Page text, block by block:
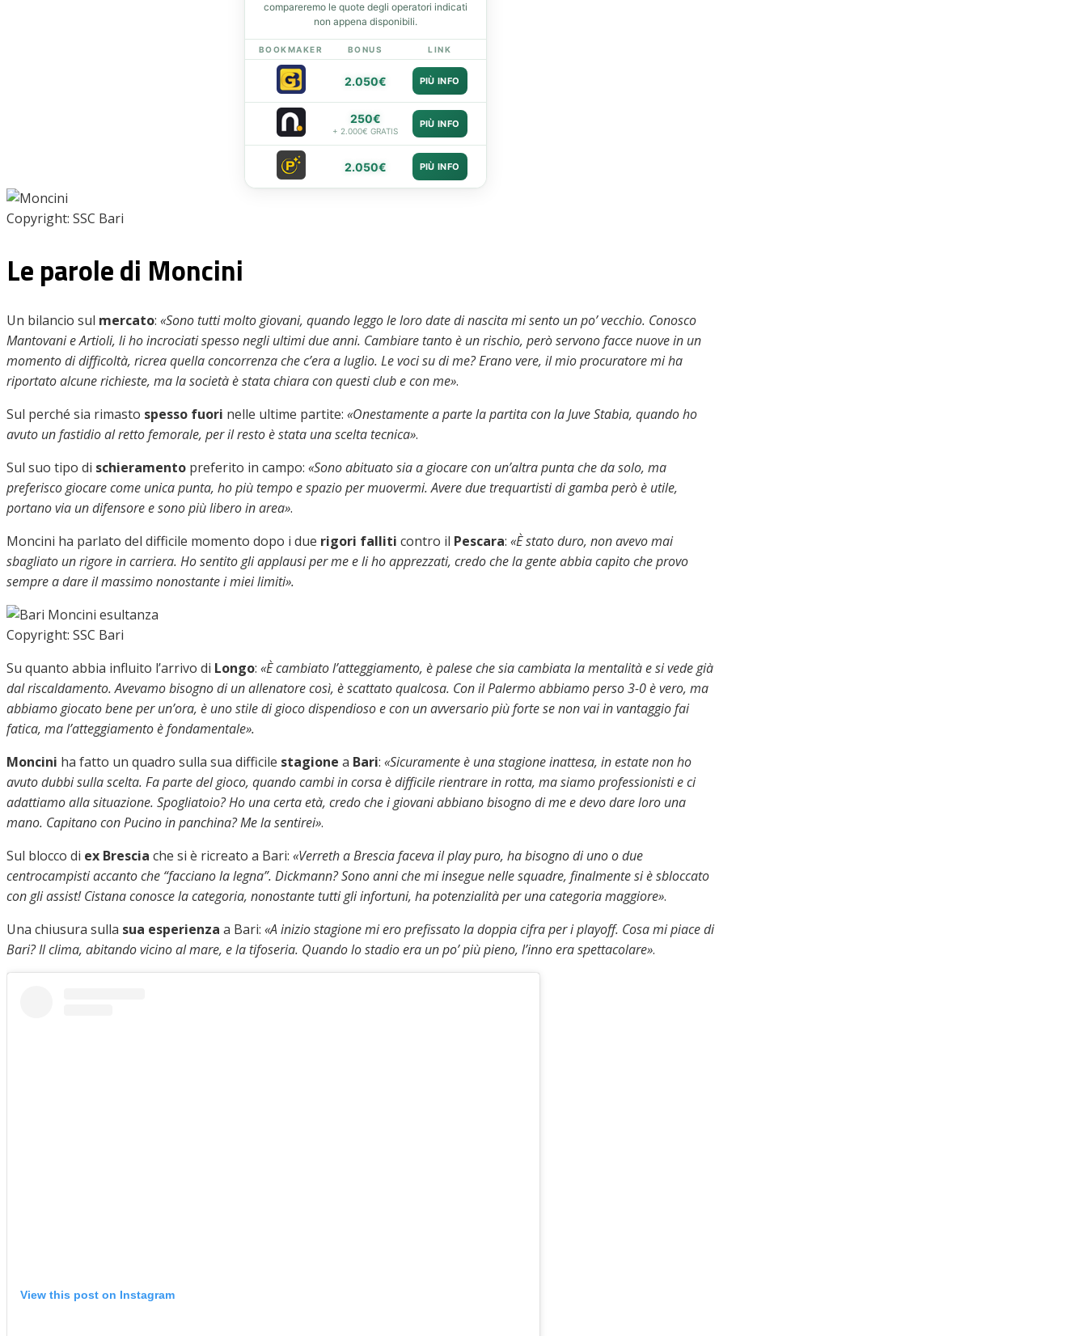
compareremo le quote degli operatori indicati
non appena disponibili.
BOOKMAKER BONUS LINK
2.050€ PIÙ INFO
250€
+ 2.000€ GRATIS
PIÙ INFO
2.050€ PIÙ INFO
Copyright: SSC Bari
Le parole di Moncini
Un bilancio sul mercato: «Sono tutti molto giovani, quando leggo le loro date di nascita mi sento un po’ vecchio. Conosco
Mantovani e Artioli, li ho incrociati spesso negli ultimi due anni. Cambiare tanto è un rischio, però servono facce nuove in un
momento di difficoltà, ricrea quella concorrenza che c’era a luglio. Le voci su di me? Erano vere, il mio procuratore mi ha
riportato alcune richieste, ma la società è stata chiara con questi club e con me».
Sul perché sia rimasto spesso fuori nelle ultime partite: «Onestamente a parte la partita con la Juve Stabia, quando ho
avuto un fastidio al retto femorale, per il resto è stata una scelta tecnica».
Sul suo tipo di schieramento preferito in campo: «Sono abituato sia a giocare con un’altra punta che da solo, ma
preferisco giocare come unica punta, ho più tempo e spazio per muovermi. Avere due trequartisti di gamba però è utile,
portano via un difensore e sono più libero in area».
Moncini ha parlato del difficile momento dopo i due rigori falliti contro il Pescara: «È stato duro, non avevo mai
sbagliato un rigore in carriera. Ho sentito gli applausi per me e li ho apprezzati, credo che la gente abbia capito che provo
sempre a dare il massimo nonostante i miei limiti».
Copyright: SSC Bari
Su quanto abbia influito l’arrivo di Longo: «È cambiato l’atteggiamento, è palese che sia cambiata la mentalità e si vede già
dal riscaldamento. Avevamo bisogno di un allenatore così, è scattato qualcosa. Con il Palermo abbiamo perso 3-0 è vero, ma
abbiamo giocato bene per un’ora, è uno stile di gioco dispendioso e con un avversario più forte se non vai in vantaggio fai
fatica, ma l’atteggiamento è fondamentale».
Moncini ha fatto un quadro sulla sua difficile stagione a Bari: «Sicuramente è una stagione inattesa, in estate non ho
avuto dubbi sulla scelta. Fa parte del gioco, quando cambi in corsa è difficile rientrare in rotta, ma siamo professionisti e ci
adattiamo alla situazione. Spogliatoio? Ho una certa età, credo che i giovani abbiano bisogno di me e devo dare loro una
mano. Capitano con Pucino in panchina? Me la sentirei».
Sul blocco di ex Brescia che si è ricreato a Bari: «Verreth a Brescia faceva il play puro, ha bisogno di uno o due
centrocampisti accanto che “facciano la legna”. Dickmann? Sono anni che mi insegue nelle squadre, finalmente si è sbloccato
con gli assist! Cistana conosce la categoria, nonostante tutti gli infortuni, ha potenzialità per una categoria maggiore».
Una chiusura sulla sua esperienza a Bari: «A inizio stagione mi ero prefissato la doppia cifra per i playoff. Cosa mi piace di
Bari? Il clima, abitando vicino al mare, e la tifoseria. Quando lo stadio era un po’ più pieno, l’inno era spettacolare».
View this post on Instagram